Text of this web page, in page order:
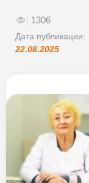
1306
Дата публикации:
22.08.2025